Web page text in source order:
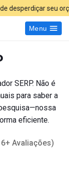
seu orçamento
Menu
SERP. Não é
para saber a
eficiente.
Avaliações)